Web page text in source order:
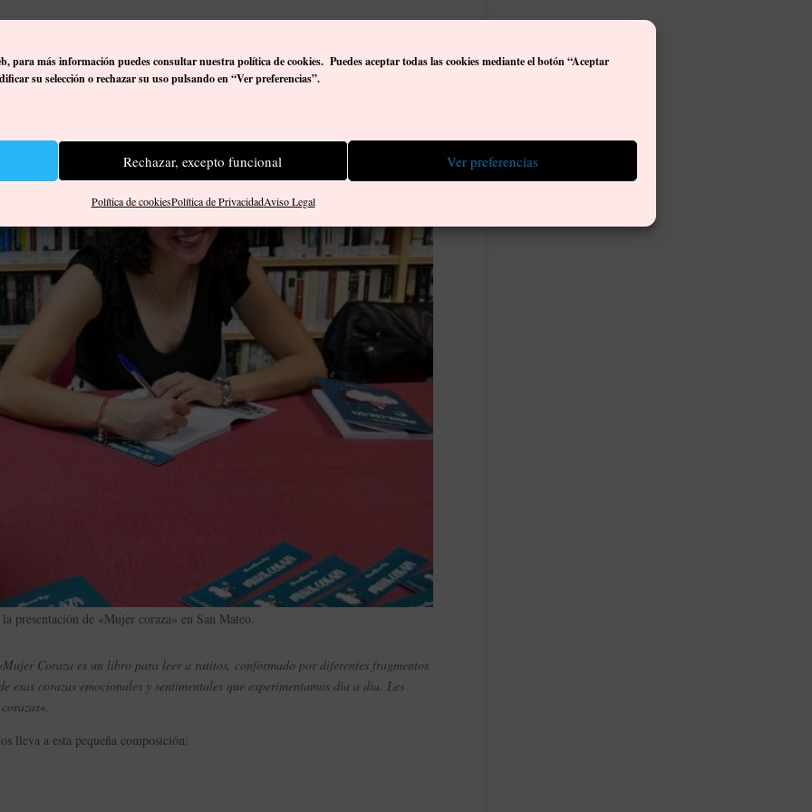
para más información puedes consultar nuestra política de cookies. Puedes aceptar todas las cookies mediante el botón “Aceptar
su selección o rechazar su uso pulsando en “Ver preferencias”.
Rechazar, excepto funcional Ver preferencias
Política de cookiesPolítica de PrivacidadAviso Legal
esta joven autora expresa que se trata de un libro dedicado a la mujer, y también
sienten y expresan sus emociones. Y dedicado también a todas esas emociones
somos.
presentación de «Mujer coraza» en San Mateo.
Mujer Coraza es un libro para leer a ratitos, conformado por diferentes fragmentos
corazas emocionales y sentimentales que experimentamos día a día. Les
«.
lleva a esta pequeña composición: